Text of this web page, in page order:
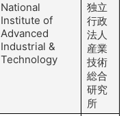
National
Institute of
Advanced
Industrial &
Technology
独立
行政
法人
産業
技術
総合
研究
所